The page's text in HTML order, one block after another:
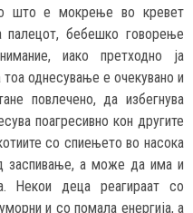
што е мокрење во кревет
палецот, бебешко говорење
иако претходно ја
тоа однесување е очекувано и
повлечено, да избегнува
поагресивно кон другите
со спиењето во насока
заспивање, а може да има и
Некои деца реагираат со
и со помала енергија, а